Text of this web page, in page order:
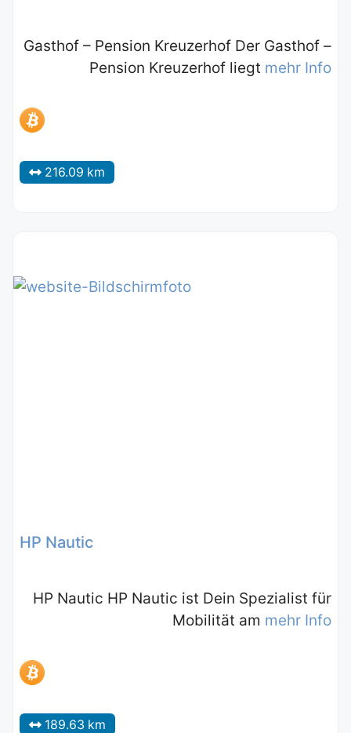
Gasthof – Pension Kreuzerhof Der Gasthof –
Pension Kreuzerhof liegt mehr Info
216.09 km
HP Nautic
HP Nautic HP Nautic ist Dein Spezialist für
Mobilität am mehr Info
189.63 km